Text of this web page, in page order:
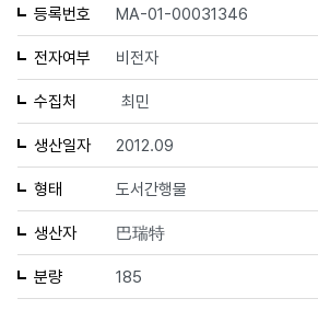
등록번호 MA-01-00031346
전자여부 비전자
수집처 최민
생산일자 2012.09
형태 도서간행물
생산자 巴瑞特
분량 185